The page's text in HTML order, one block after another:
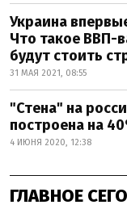
Украина
Что такое ВВП-
будут стоить
31 МАЯ 2021, 08:55
"Стена" на
построена на
4 ИЮНЯ 2020, 12:38
ГЛАВНОЕ